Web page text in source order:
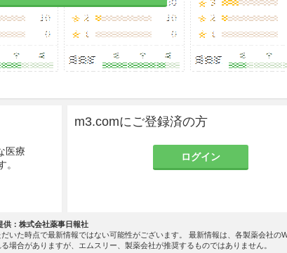
医療
m3.comにご登録済の方
ログイン
供：株式会社薬事日報社
いた時点で最新情報ではない可能性がございます。 最新情報は、各製薬会社の
場合がありますが、エムスリー、製薬会社が推奨するものではありません。